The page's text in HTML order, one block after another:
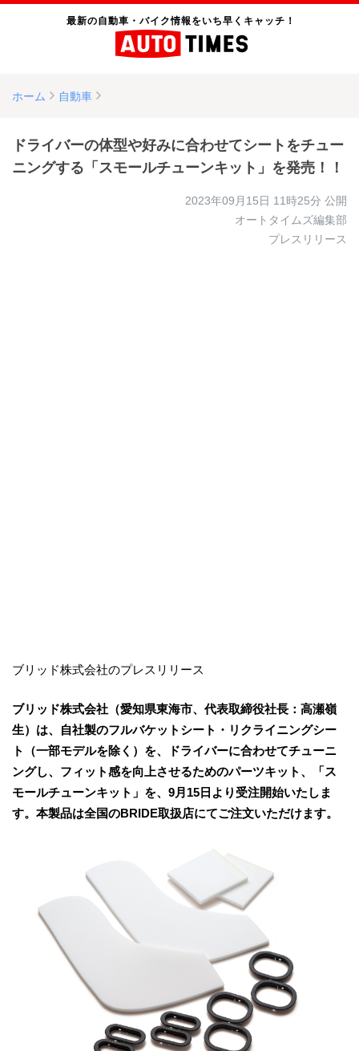
最新の自動車・バイク情報をいち早くキャッチ！
ホーム 自動車
ドライバーの体型や好みに合わせてシートをチュー
ニングする「スモールチューンキット」を発売！！
2023年09月15日 11時25分 公開
オートタイムズ編集部
プレスリリース
ブリッド株式会社のプレスリリース
ブリッド株式会社（愛知県東海市、代表取締役社長：高瀬嶺
生）は、自社製のフルバケットシート・リクライニングシー
ト（一部モデルを除く）を、ドライバーに合わせてチューニ
ングし、フィット感を向上させるためのパーツキット、「ス
モールチューンキット」を、9月15日より受注開始いたしま
す。本製品は全国のBRIDE取扱店にてご注文いただけます。